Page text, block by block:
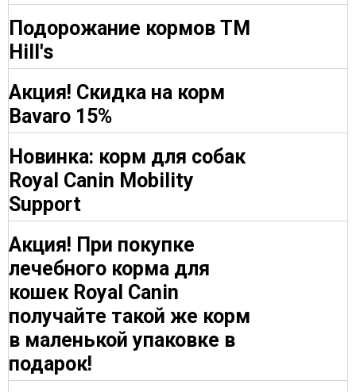
Подорожание кормов ТМ
Hill's
Акция! Скидка на корм
Bavaro 15%
Новинка: корм для собак
Royal Canin Mobility
Support
Акция! При покупке
лечебного корма для
кошек Royal Canin
получайте такой же корм
в маленькой упаковке в
подарок!